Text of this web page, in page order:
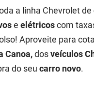
a linha Chevrolet de
e elétricoscom
Aproveite para
Canoa,dosveículos
do seucarro novo.